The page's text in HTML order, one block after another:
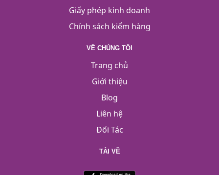
Giấy phép kinh doanh
Chính sách kiểm hàng
VỀ CHÚNG TÔI
Trang chủ
Giới thiệu
Blog
Liên hệ
Đối Tác
TẢI VỀ